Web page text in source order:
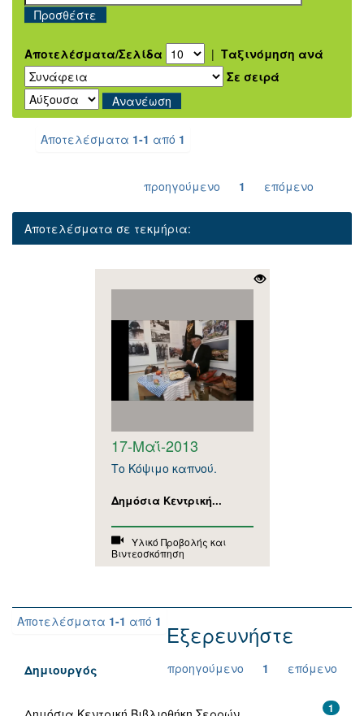
Αποτελέσματα/Σελίδα | Ταξινόμηση ανά
Σε σειρά
Αποτελέσματα 1-1 από 1
προηγούμενο 1 επόμενο
Αποτελέσματα σε τεκμήρια:
17-Μαΐ-2013
Το Κόψιμο καπνού.
Δημόσια Κεντρική...
Υλικό Προβολής και
Βιντεοσκόπηση
Αποτελέσματα 1-1 από 1
προηγούμενο 1 επόμενο
Εξερευνήστε
Δημιουργός
1